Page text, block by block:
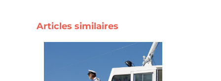
Articles similaires